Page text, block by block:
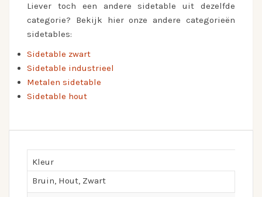
Liever toch een andere sidetable uit dezelfde
categorie? Bekijk hier onze andere categorieën
sidetables:
Sidetable zwart
Sidetable industrieel
Metalen sidetable
Sidetable hout
Kleur
Bruin, Hout, Zwart